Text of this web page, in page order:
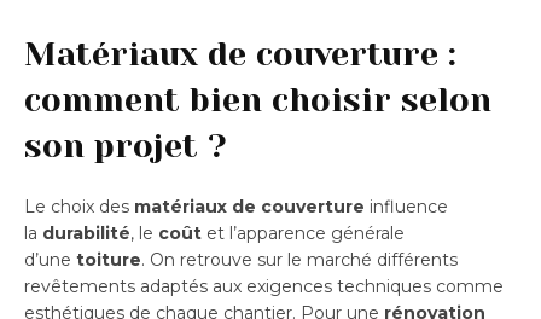
Matériaux de couverture :
comment bien choisir selon
son projet ?
Le choix des matériaux de couverture influence
la durabilité, le coût et l’apparence générale
d’une toiture. On retrouve sur le marché différents
revêtements adaptés aux exigences techniques comme
esthétiques de chaque chantier. Pour une rénovation